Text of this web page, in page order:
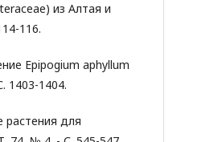
из Алтая и
116.
Epipogium aphyllum
1403-1404.
для